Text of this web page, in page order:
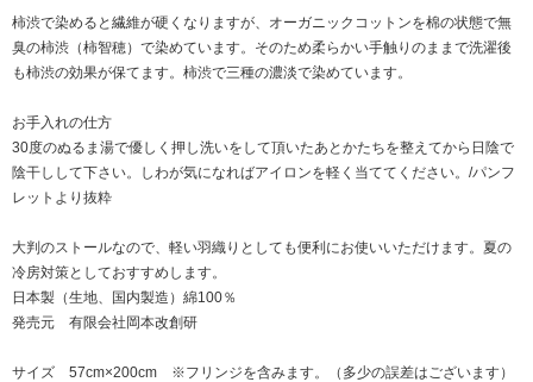
柿渋で染めると繊維が硬くなりますが、オーガニックコットンを棉の状態で無
臭の柿渋（柿智穂）で染めています。そのため柔らかい手触りのままで洗濯後
も柿渋の効果が保てます。柿渋で三種の濃淡で染めています。
お手入れの仕方
30度のぬるま湯で優しく押し洗いをして頂いたあとかたちを整えてから日陰で
陰干しして下さい。しわが気になればアイロンを軽く当ててください。/パンフ
レットより抜粋
大判のストールなので、軽い羽織りとしても便利にお使いいただけます。夏の
冷房対策としておすすめします。
日本製（生地、国内製造）綿100％
発売元 有限会社岡本改創研
サイズ 57cm×200cm ※フリンジを含みます。（多少の誤差はございます）